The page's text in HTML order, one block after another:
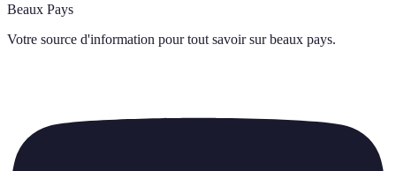
Beaux Pays
Votre source d'information pour tout savoir sur beaux pays.